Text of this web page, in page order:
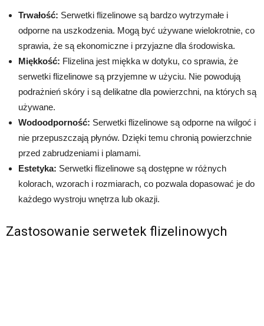
Trwałość: Serwetki flizelinowe są bardzo wytrzymałe i
odporne na uszkodzenia. Mogą być używane wielokrotnie, co
sprawia, że są ekonomiczne i przyjazne dla środowiska.
Miękkość: Flizelina jest miękka w dotyku, co sprawia, że
serwetki flizelinowe są przyjemne w użyciu. Nie powodują
podrażnień skóry i są delikatne dla powierzchni, na których są
używane.
Wodoodporność: Serwetki flizelinowe są odporne na wilgoć i
nie przepuszczają płynów. Dzięki temu chronią powierzchnie
przed zabrudzeniami i plamami.
Estetyka: Serwetki flizelinowe są dostępne w różnych
kolorach, wzorach i rozmiarach, co pozwala dopasować je do
każdego wystroju wnętrza lub okazji.
Zastosowanie serwetek flizelinowych